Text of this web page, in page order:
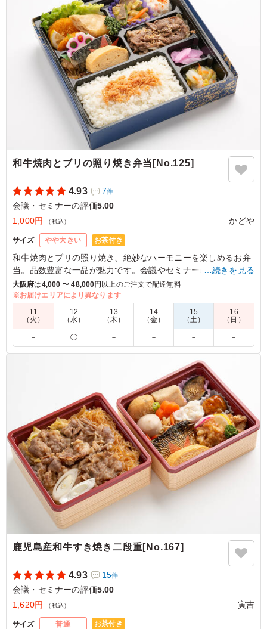
5.0
副菜もメインのおかずも、丁寧に一つ一つ作られており、
盛り付けも色鮮やかで見た目も美しいです。 またお肉だ
けではなくて、野菜もしっかり入っていますし、極め付け
は美味しいデザートです！
ご利用シーン：会議・セミナー›ランチミーティング
京都府京都市左京区岡崎徳成町2026/02/06
和牛焼肉とブリの照り焼き弁当[No.125]
4.93 7件
会議・セミナーの評価5.00
1,000円
（税込） かどや
サイズ やや大きい お茶付き
和牛焼肉とブリの照り焼き、絶妙なハーモニーを楽しめるお弁
当。品数豊富な一品が魅力です。会議やセミナーの際にもぴっ
たり。特別なひとときを彩るお弁当です。
5.0 あゆむコンサル
魚もお肉も入った、なんと贅沢なお弁当なんでしょう、見
た目も納得、味も納得、副菜も豊富、何よりもコスパも最
高です！皆さんに喜んで頂いてるのが食べている様子でわ
かります、また、よろしくお願いいたします
ランチミーティング
大阪府大阪市都島区高倉町
2026/06/14
…続きを見る
大阪府は4,000 〜 48,000円 以上のご注文で配達無料
※お届けエリアにより異なります
11
（火）
12
（水）
13
（木）
14
（金）
15
（土）
16
（日）
－ ◯ － － － －
鹿児島産和牛すき焼き二段重[No.167]
4.93 15件
会議・セミナーの評価5.00
1,620円
（税込） 寅吉
サイズ 普通 お茶付き